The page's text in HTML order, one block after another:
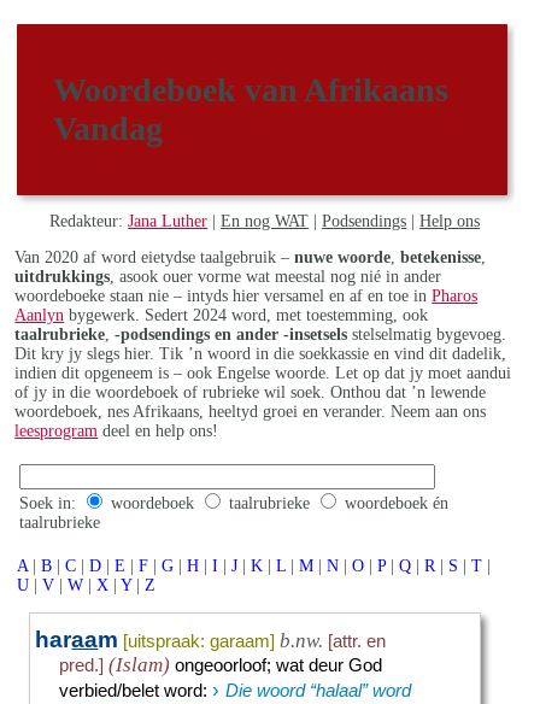
Woordeboek van Afrikaans
Vandag
Redakteur:Jana Luther |En nog WAT |Podsendings |Help ons
Van 2020 af word eietydse taalgebruik –nuwe woorde ,betekenisse
uitdrukkings , asook ouer vorme wat meestal nog nié in ander
woordeboeke staan nie – intyds hier versamel en af en toe inPharos
Aanlyn bygewerk. Sedert 2024 word, met toestemming, ook
taalrubrieke ,-podsendings en ander -insetsels stelselmatig bygevoeg.
Dit kry jy slegs hier. Tik ’n woord in die soekkassie en vind dit dadelik,
indien dit opgeneem is – ook Engelse woorde. Let op dat jy moet aandui
of jy in die woordeboek of rubrieke wil soek. Onthou dat ’n lewende
woordeboek, nes Afrikaans, heeltyd groei en verander. Neem aan ons
leesprogram deel en help ons!
Soek in: woordeboek taalrubrieke
woordeboek én
taalrubrieke
A | B | C | D | E | F | G | H | I | J | K | L | M | N | O | P | Q | R | S | T |
U | V | W | X | Y | Z
haraam [uitspraak: garaam] b.nw. [attr. en
pred.] (Islam) ongeoorloof;wat deur God
verbied/belet word:› Die woord “halaal” word